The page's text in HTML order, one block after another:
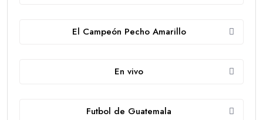
El Campeón Pecho Amarillo
En vivo
Futbol de Guatemala